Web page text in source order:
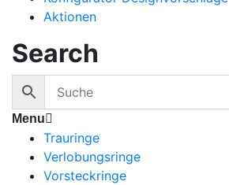
Aktionen
Search
Menu
Trauringe
Verlobungsringe
Vorsteckringe